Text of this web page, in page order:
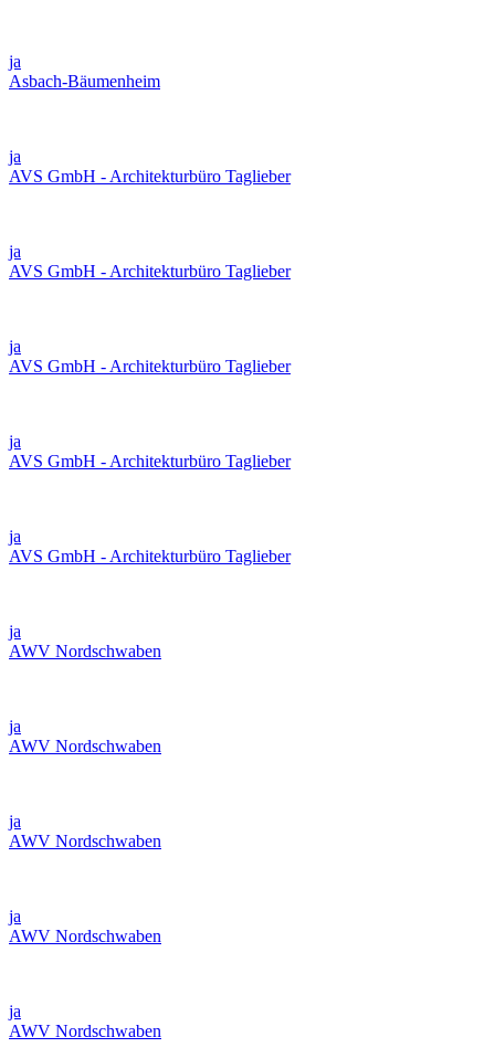
ja
Asbach-Bäumenheim
ja
AVS GmbH - Architekturbüro Taglieber
ja
AVS GmbH - Architekturbüro Taglieber
ja
AVS GmbH - Architekturbüro Taglieber
ja
AVS GmbH - Architekturbüro Taglieber
ja
AVS GmbH - Architekturbüro Taglieber
ja
AWV Nordschwaben
ja
AWV Nordschwaben
ja
AWV Nordschwaben
ja
AWV Nordschwaben
ja
AWV Nordschwaben